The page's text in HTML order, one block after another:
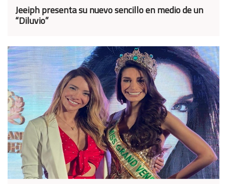
Jeeiph presenta su nuevo sencillo en medio de un
“Diluvio”